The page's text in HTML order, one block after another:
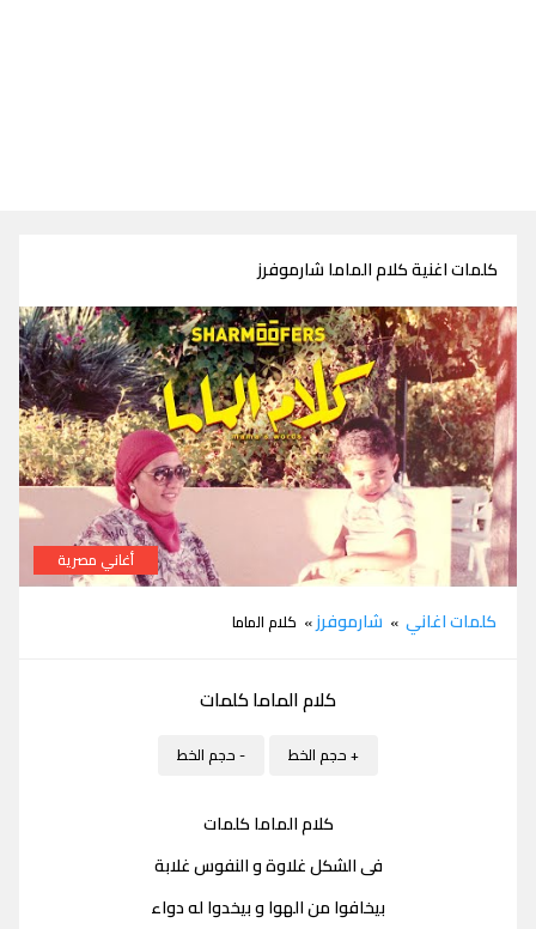
كلمات اغنية كلام الماما شارموفرز
أغاني مصرية
كلمات اغاني » شارموفرز» كلام الماما
كلام الماما كلمات
+ حجم الخط - حجم الخط
كلام الماما كلمات
فى الشكل غلاوة و النفوس غلابة
بيخافوا من الهوا و بيخدوا له دواء